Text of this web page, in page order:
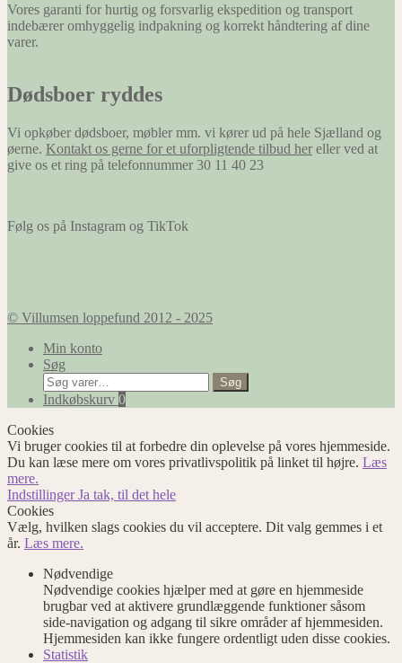
Vores garanti for hurtig og forsvarlig ekspedition og transport
indebærer omhyggelig indpakning og korrekt håndtering af dine
varer.
Dødsboer ryddes
Vi opkøber dødsboer, møbler mm. vi kører ud på hele Sjælland og
øerne. Kontakt os gerne for et uforpligtende tilbud her eller ved at
give os et ring på telefonnummer 30 11 40 23
Følg os på Instagram og TikTok
© Villumsen loppefund 2012 - 2025
Min konto
Søg
Søg
efter:
Søg
Indkøbskurv 0
Cookies
Vi bruger cookies til at forbedre din oplevelse på vores hjemmeside.
Du kan læse mere om vores privatlivspolitik på linket til højre. Læs
mere.
IndstillingerJa tak, til det hele
Cookies
Vælg, hvilken slags cookies du vil acceptere. Dit valg gemmes i et
år. Læs mere.
Nødvendige
Nødvendige cookies hjælper med at gøre en hjemmeside
brugbar ved at aktivere grundlæggende funktioner såsom
side-navigation og adgang til sikre områder af hjemmesiden.
Hjemmesiden kan ikke fungere ordentligt uden disse cookies.
Statistik